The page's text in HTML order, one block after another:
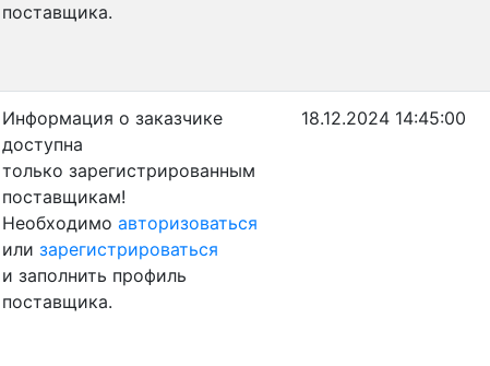
поставщика.
Информация о заказчике
доступна
только зарегистрированным
поставщикам!
Необходимо авторизоваться
или зарегистрироваться
и заполнить профиль
поставщика.
18.12.2024 14:45:00